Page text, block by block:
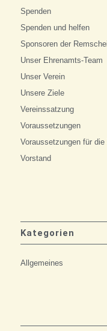
Spenden
Spenden und helfen
Sponsoren der
Unser Ehrenamts-Team
Unser Verein
Unsere Ziele
Vereinssatzung
Voraussetzungen
Voraussetzungen für die
Vorstand
Kategorien
Allgemeines